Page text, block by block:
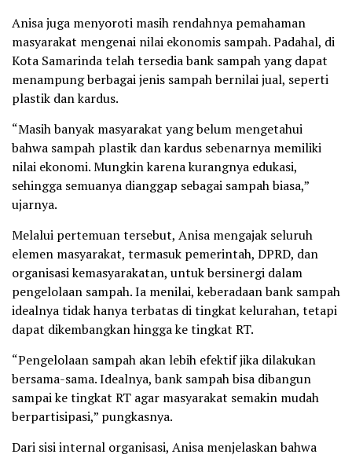
Anisa juga menyoroti masih rendahnya pemahaman
masyarakat mengenai nilai ekonomis sampah. Padahal, di
Kota Samarinda telah tersedia bank sampah yang dapat
menampung berbagai jenis sampah bernilai jual, seperti
plastik dan kardus.
“Masih banyak masyarakat yang belum mengetahui
bahwa sampah plastik dan kardus sebenarnya memiliki
nilai ekonomi. Mungkin karena kurangnya edukasi,
sehingga semuanya dianggap sebagai sampah biasa,”
ujarnya.
Melalui pertemuan tersebut, Anisa mengajak seluruh
elemen masyarakat, termasuk pemerintah, DPRD, dan
organisasi kemasyarakatan, untuk bersinergi dalam
pengelolaan sampah. Ia menilai, keberadaan bank sampah
idealnya tidak hanya terbatas di tingkat kelurahan, tetapi
dapat dikembangkan hingga ke tingkat RT.
“Pengelolaan sampah akan lebih efektif jika dilakukan
bersama-sama. Idealnya, bank sampah bisa dibangun
sampai ke tingkat RT agar masyarakat semakin mudah
berpartisipasi,” pungkasnya.
Dari sisi internal organisasi, Anisa menjelaskan bahwa